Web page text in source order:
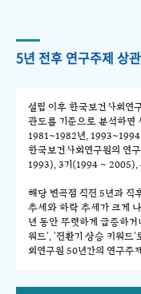
5년 전후 연구주제 상
설립 이후 한국보건사회연
관도를 기준으로 분석하면
1981~1982년,
한국보건사회연구원의 연
1993), 3기(1994 ~ 2005),
해당 변곡점 직전 5년과 직
추세와 하락 추세가 크게
년 동안 뚜렷하게 급증하
워드', '전환기 상승 키워드'
회연구원 50년간의 연구주